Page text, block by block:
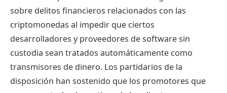
sobre delitos financieros relacionados con las
criptomonedas al impedir que ciertos
desarrolladores y proveedores de software sin
custodia sean tratados automáticamente como
transmisores de dinero. Los partidarios de la
disposición han sostenido que los promotores que